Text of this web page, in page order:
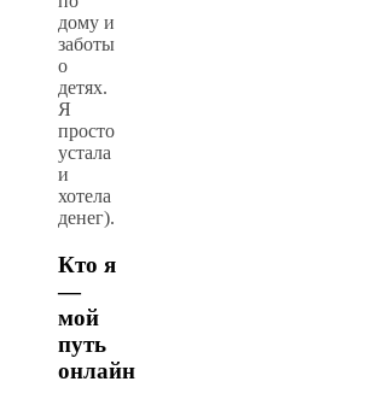
дому и
заботы
о
детях.
Я
просто
устала
и
хотела
денег).
Кто я
—
мой
путь
онлайн